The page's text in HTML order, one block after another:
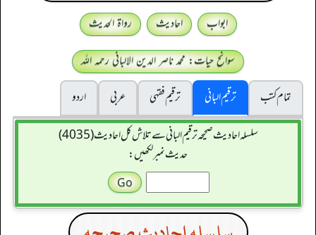
ابواب احادیث
رواۃ الحدیث
سوانح حیات: محمد ناصر الدین الالبانی رحمہ اللہ
تمام کتب
ترقیم البانی ترقيم فقہی عربی
اردو
سلسله احاديث صحيحه ترقیم البانی سے تلاش کل احادیث (4035)
حدیث نمبر لکھیں: